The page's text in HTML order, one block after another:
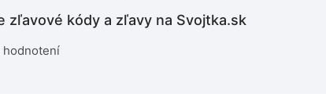
zľavové kódy a zľavy na Svojtka.sk
hodnotení